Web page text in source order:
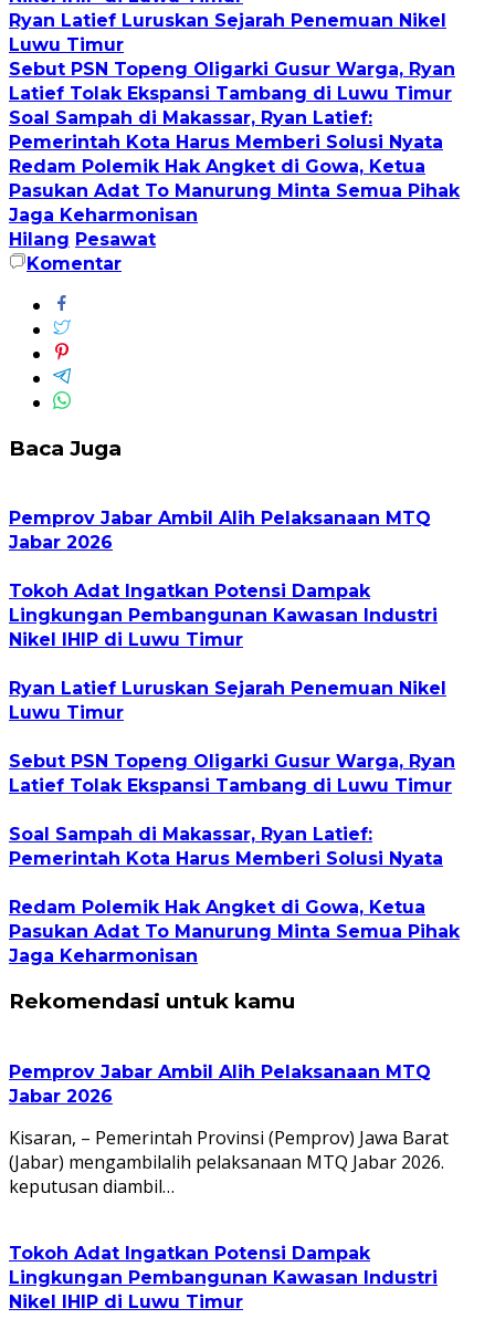
Ryan Latief Luruskan Sejarah Penemuan Nikel
Luwu Timur
Sebut PSN Topeng Oligarki Gusur Warga, Ryan
Latief Tolak Ekspansi Tambang di Luwu Timur
Soal Sampah di Makassar, Ryan Latief:
Pemerintah Kota Harus Memberi Solusi Nyata
Redam Polemik Hak Angket di Gowa, Ketua
Pasukan Adat To Manurung Minta Semua Pihak
Jaga Keharmonisan
Hilang Pesawat
Komentar
Baca Juga
Pemprov Jabar Ambil Alih Pelaksanaan MTQ
Jabar 2026
Tokoh Adat Ingatkan Potensi Dampak
Lingkungan Pembangunan Kawasan Industri
Nikel IHIP di Luwu Timur
Ryan Latief Luruskan Sejarah Penemuan Nikel
Luwu Timur
Sebut PSN Topeng Oligarki Gusur Warga, Ryan
Latief Tolak Ekspansi Tambang di Luwu Timur
Soal Sampah di Makassar, Ryan Latief:
Pemerintah Kota Harus Memberi Solusi Nyata
Redam Polemik Hak Angket di Gowa, Ketua
Pasukan Adat To Manurung Minta Semua Pihak
Jaga Keharmonisan
Rekomendasi untuk kamu
Pemprov Jabar Ambil Alih Pelaksanaan MTQ
Jabar 2026
Kisaran, – Pemerintah Provinsi (Pemprov) Jawa Barat
(Jabar) mengambilalih pelaksanaan MTQ Jabar 2026.
keputusan diambil…
Tokoh Adat Ingatkan Potensi Dampak
Lingkungan Pembangunan Kawasan Industri
Nikel IHIP di Luwu Timur